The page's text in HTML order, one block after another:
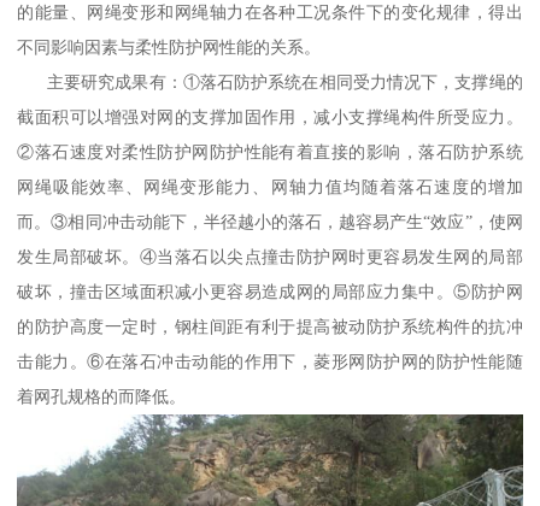
的能量、网绳变形和网绳轴力在各种工况条件下的变化规律，得出
不同影响因素与柔性防护网性能的关系。
主要研究成果有：①落石防护系统在相同受力情况下，支撑绳的
截面积可以增强对网的支撑加固作用，减小支撑绳构件所受应力。
②落石速度对柔性防护网防护性能有着直接的影响，落石防护系统
网绳吸能效率、网绳变形能力、网轴力值均随着落石速度的增加
而。③相同冲击动能下，半径越小的落石，越容易产生“效应”，使网
发生局部破坏。④当落石以尖点撞击防护网时更容易发生网的局部
破坏，撞击区域面积减小更容易造成网的局部应力集中。⑤防护网
的防护高度一定时，钢柱间距有利于提高被动防护系统构件的抗冲
击能力。⑥在落石冲击动能的作用下，菱形网防护网的防护性能随
着网孔规格的而降低。